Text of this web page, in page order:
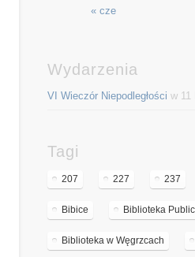
« cze
Wydarzenia
VI Wieczór Niepodległości w 11
Tagi
207 227 237
Bibice Biblioteka
Biblioteka w Węgrzcach